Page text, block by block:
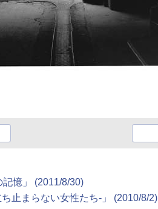
憶」 (2011/8/30)
止まらない女性たち-」 (2010/8/2)